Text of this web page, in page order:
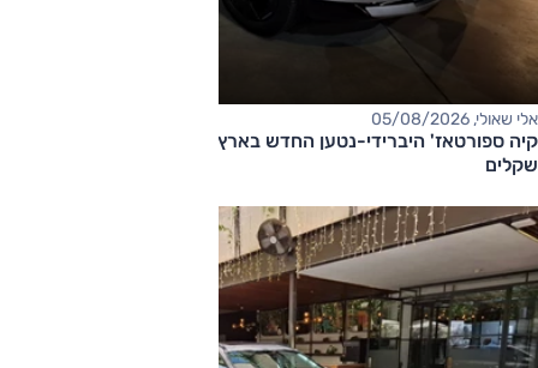
אלי שאולי, 05/08/2026
שקלים